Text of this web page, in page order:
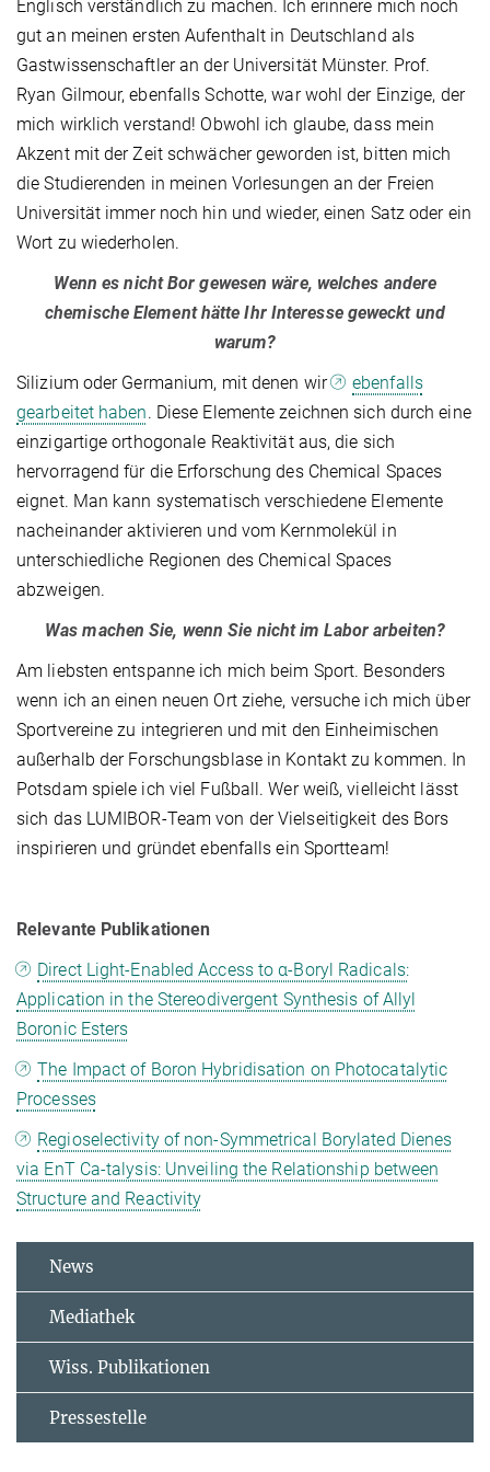
Englisch verständlich zu machen. Ich erinnere mich noch
gut an meinen ersten Aufenthalt in Deutschland als
Gastwissenschaftler an der Universität Münster. Prof.
Ryan Gilmour, ebenfalls Schotte, war wohl der Einzige, der
mich wirklich verstand! Obwohl ich glaube, dass mein
Akzent mit der Zeit schwächer geworden ist, bitten mich
die Studierenden in meinen Vorlesungen an der Freien
Universität immer noch hin und wieder, einen Satz oder ein
Wort zu wiederholen.
Wenn es nicht Bor gewesen wäre, welches andere
chemische Element hätte Ihr Interesse geweckt und
warum?
Silizium oder Germanium, mit denen wir
ebenfalls
gearbeitet haben. Diese Elemente zeichnen sich durch eine
einzigartige orthogonale Reaktivität aus, die sich
hervorragend für die Erforschung des Chemical Spaces
eignet. Man kann systematisch verschiedene Elemente
nacheinander aktivieren und vom Kernmolekül in
unterschiedliche Regionen des Chemical Spaces
abzweigen.
Was machen Sie, wenn Sie nicht im Labor arbeiten?
Am liebsten entspanne ich mich beim Sport. Besonders
wenn ich an einen neuen Ort ziehe, versuche ich mich über
Sportvereine zu integrieren und mit den Einheimischen
außerhalb der Forschungsblase in Kontakt zu kommen. In
Potsdam spiele ich viel Fußball. Wer weiß, vielleicht lässt
sich das LUMIBOR-Team von der Vielseitigkeit des Bors
inspirieren und gründet ebenfalls ein Sportteam!
Relevante Publikationen
Direct Light-Enabled Access to α-Boryl Radicals:
Application in the Stereodivergent Synthesis of Allyl
Boronic Esters
The Impact of Boron Hybridisation on Photocatalytic
Processes
Regioselectivity of non-Symmetrical Borylated Dienes
via EnT Ca-talysis: Unveiling the Relationship between
Structure and Reactivity
News
Mediathek
Wiss. Publikationen
Pressestelle